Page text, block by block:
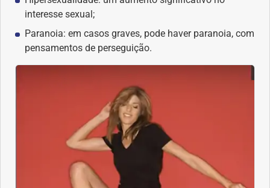
Nutrição
Ortopedia
Problemas Cardíacos
Problemas de circulação
Problemas Hormonais
interesse sexual;
Paranoia: em casos graves, pode haver paranoia, com
pensamentos de perseguição.